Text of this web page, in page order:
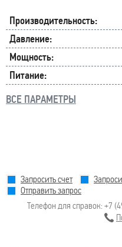
Производительность:
Давление:
Мощность:
Питание:
ВСЕ ПАРАМЕТРЫ
Запросить счет
Отправить запрос
Телефон для справок: +7